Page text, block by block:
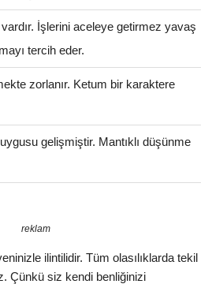
vardır. İşlerini aceleye getirmez yavaş
tercih eder.
zorlanır. Ketum bir karaktere
gelişmiştir. Mantıklı düşünme
reklam
ilintilidir. Tüm olasılıklarda tekil
Çünkü siz kendi benliğinizi